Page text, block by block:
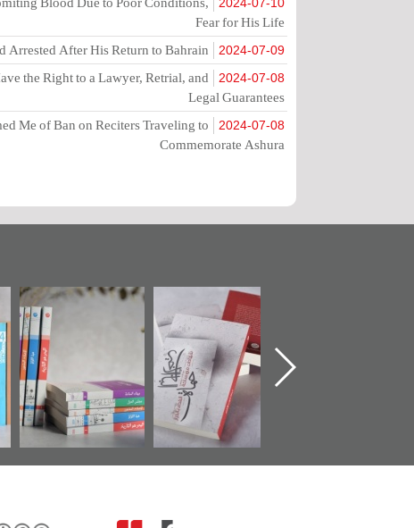
Fear for His Life
2024-07-09
After His Return to Bahrain
2024-07-08
the Right to a Lawyer, Retrial, and
Legal Guarantees
2024-07-08
Me of Ban on Reciters Traveling to
Commemorate Ashura
السهلاوي في ذكراه
"حماة الباب الأخير":
الإصدار الأول عن
اعتصام الدراز
وأحداث ساحة
الفداء لمركز أوال
للدراسات والتوثيق
تصنيف موضوعي
للوثائق البريطانية
يقدمه «مركز أوال»
في سلسلة من 5
كتب